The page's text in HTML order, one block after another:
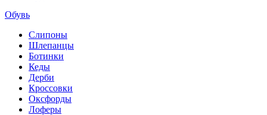
Обувь
Слипоны
Шлепанцы
Ботинки
Кеды
Дерби
Кроссовки
Оксфорды
Лоферы